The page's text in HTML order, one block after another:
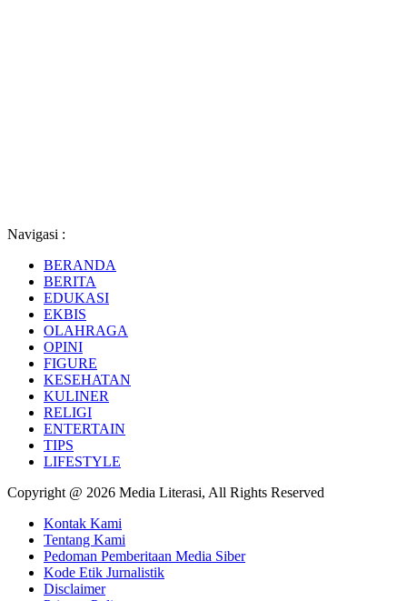
Navigasi :
BERANDA
BERITA
EDUKASI
EKBIS
OLAHRAGA
OPINI
FIGURE
KESEHATAN
KULINER
RELIGI
ENTERTAIN
TIPS
LIFESTYLE
Copyright @ 2026 Media Literasi, All Rights Reserved
Kontak Kami
Tentang Kami
Pedoman Pemberitaan Media Siber
Kode Etik Jurnalistik
Disclaimer